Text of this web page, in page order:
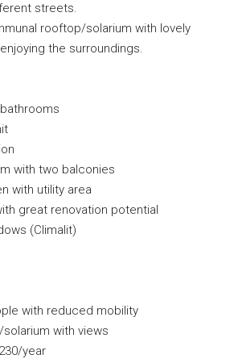
streets.
rooftop/solarium with lovely
the surroundings.
with two balconies
with utility area
great renovation potential
(Climalit)
with reduced mobility
with views
year